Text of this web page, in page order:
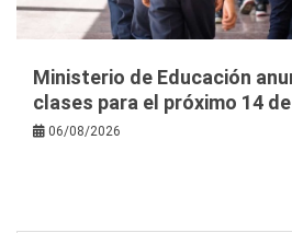
Ministerio de Educación
clases para el próximo 14
06/08/2026